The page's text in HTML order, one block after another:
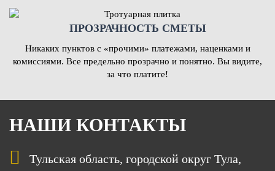
ПРОЗРАЧНОСТЬ СМЕТЫ
Никаких пунктов с «прочими» платежами, наценками и
комиссиями. Все предельно прозрачно и понятно. Вы видите,
за что платите!
НАШИ КОНТАКТЫ
Тульская область, городской округ Тула,